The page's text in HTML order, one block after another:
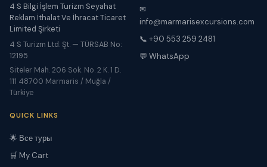
4 S Bilgi İşlem Turizm Seyahat
Reklam İthalat Ve İhracat Ticaret
Limited Şirketi
4 S Turizm Ltd. Şt. — TÜRSAB No:
12195
Siteler Mah. 206 Sok. No. 2 K. 1 D.
111 48700 Marmaris / Muğla /
Türkiye
✉
info@marmarisexcursions.com
📞 +90 553 259 2481
💬 WhatsApp
QUICK LINKS
🌟 Все туры
🛒 My Cart